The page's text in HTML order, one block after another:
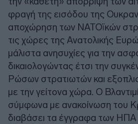
φραγή της εισόδου της
αποχώρηση των ΝΑΤΟϊκών
τις χώρες της Ανατολικής
μάλιστα ανησυχίες για την
δικαιολογώντας έτσι την
Ρώσων στρατιωτών και
με την γείτονα χώρα. Ο
σύμφωνα με ανακοίνωση του
διαβάσει τα έγγραφα των ΗΠΑ